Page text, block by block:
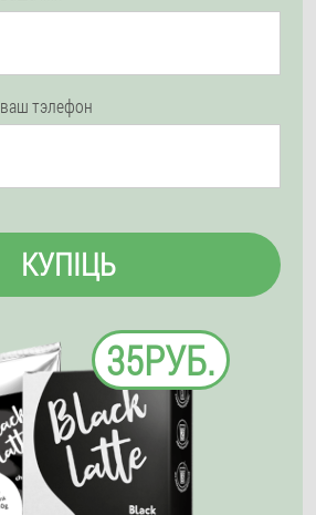
ваш тэлефон
КУПІЦЬ
35РУБ.